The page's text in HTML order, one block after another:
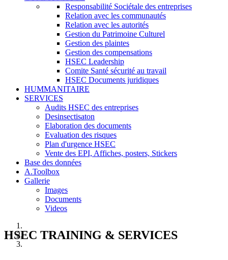
Responsabilité Sociétale des entreprises
Relation avec les communautés
Relation avec les autorités
Gestion du Patrimoine Culturel
Gestion des plaintes
Gestion des compensations
HSEC Leadership
Comite Santé sécurité au travail
HSEC Documents juridiques
HUMMANITAIRE
SERVICES
Audits HSEC des entreprises
Desinsectisaton
Elaboration des documents
Evaluation des risques
Plan d'urgence HSEC
Vente des EPI, Affiches, posters, Stickers
Base des données
A.Toolbox
Gallerie
Images
Documents
Videos
HSEC TRAINING & SERVICES